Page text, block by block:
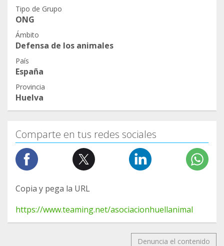
Tipo de Grupo
ONG
Ámbito
Defensa de los animales
País
España
Provincia
Huelva
Comparte en tus redes sociales
Copia y pega la URL
https://www.teaming.net/asociacionhuellanimal
Denuncia el contenido